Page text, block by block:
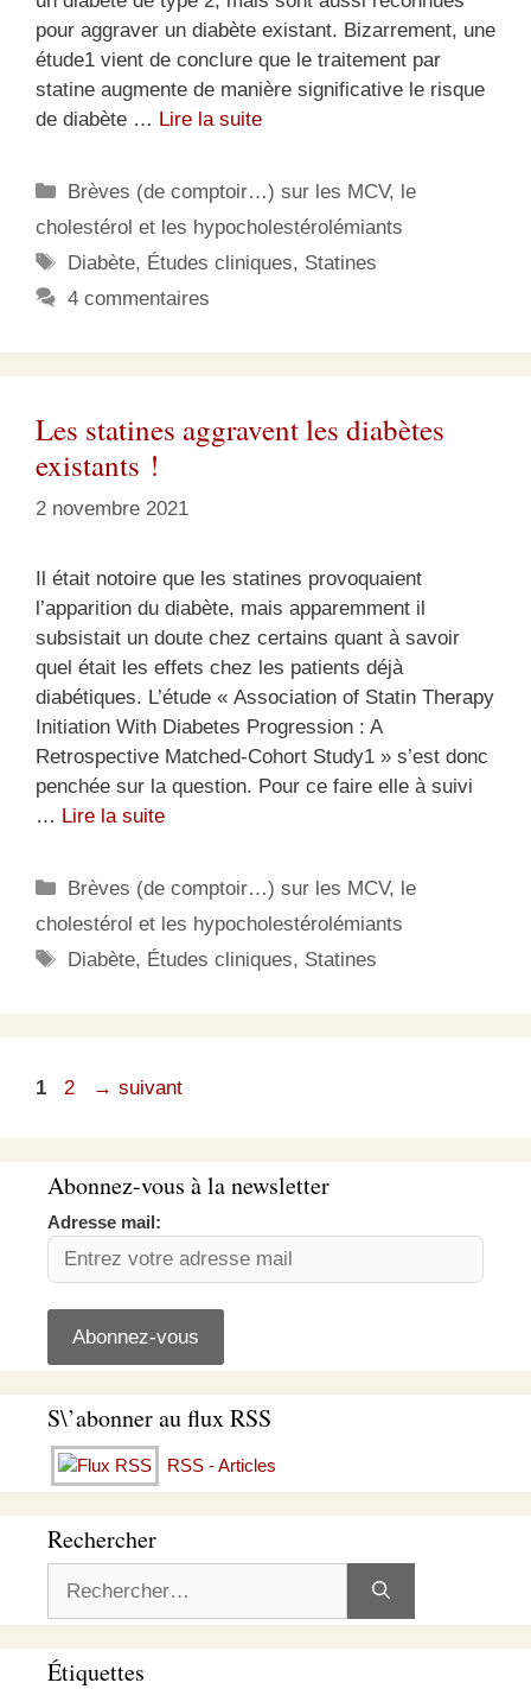
pour aggraver un diabète existant. Bizarrement, une
étude1 vient de conclure que le traitement par
statine augmente de manière significative le risque
de diabète … Lire la suite
Catégories
Brèves (de comptoir…) sur les MCV, le
cholestérol et les hypocholestérolémiants
Étiquettes
Diabète, Études cliniques, Statines
4 commentaires
Les statines aggravent les diabètes
existants !
2 novembre 2021
Il était notoire que les statines provoquaient
l’apparition du diabète, mais apparemment il
subsistait un doute chez certains quant à savoir
quel était les effets chez les patients déjà
diabétiques. L’étude « Association of Statin Therapy
Initiation With Diabetes Progression : A
Retrospective Matched-Cohort Study1 » s’est donc
penchée sur la question. Pour ce faire elle à suivi
… Lire la suite
Catégories
Brèves (de comptoir…) sur les MCV, le
cholestérol et les hypocholestérolémiants
Étiquettes
Diabète, Études cliniques, Statines
Page
1 Page
2 → suivant
Abonnez-vous à la newsletter
Adresse mail:
S\’abonner au flux RSS
RSS - Articles
Rechercher
Étiquettes